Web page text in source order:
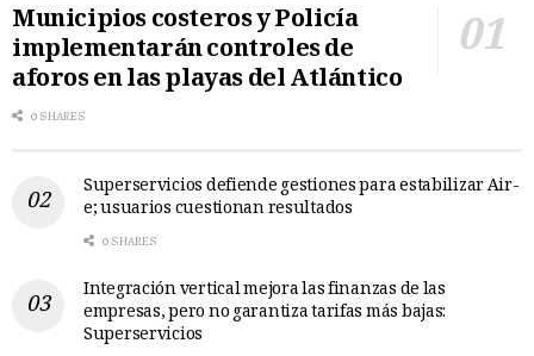
Municipios costeros y Policía
implementarán controles de
aforos en las playas del Atlántico
0 SHARES
Superservicios defiende gestiones para estabilizar Air-
e; usuarios cuestionan resultados
0 SHARES
Integración vertical mejora las finanzas de las
empresas, pero no garantiza tarifas más bajas:
Superservicios